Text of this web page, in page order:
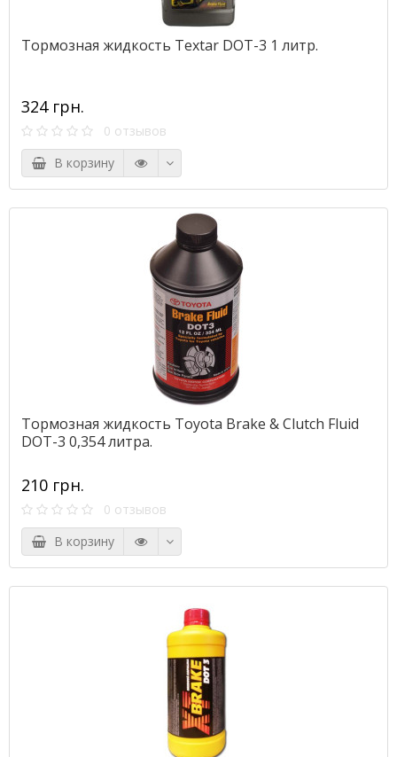
Тормозная жидкость Textar DOT-3 1 литр.
324 грн.
0 отзывов
В корзину
Тормозная жидкость Toyota Brake & Clutch Fluid
DOT-3 0,354 литра.
210 грн.
0 отзывов
В корзину